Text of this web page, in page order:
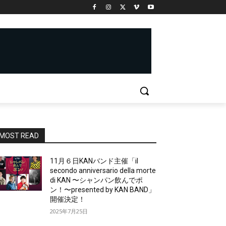
READ
11月６日KANバンド主催「il
secondo anniversario della morte
di KAN 〜シャンパン飲んでポ
ン！〜presented by KAN BAND」
開催決定！
2025年7月25日